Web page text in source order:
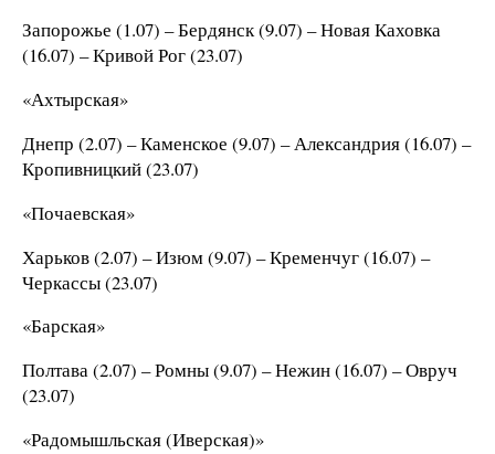
Запорожье (1.07) – Бердянск (9.07) – Новая Каховка
(16.07) – Кривой Рог (23.07)
«Ахтырская»
Днепр (2.07) – Каменское (9.07) – Александрия (16.07) –
Кропивницкий (23.07)
«Почаевская»
Харьков (2.07) – Изюм (9.07) – Кременчуг (16.07) –
Черкассы (23.07)
«Барская»
Полтава (2.07) – Ромны (9.07) – Нежин (16.07) – Овруч
(23.07)
«Радомышльская (Иверская)»